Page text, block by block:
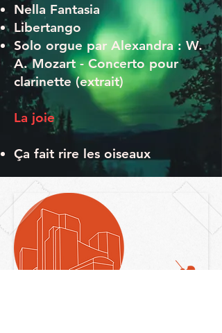
Nella Fantasia
Libertango
Solo orgue par Alexandra : W.
A. Mozart - Concerto pour
clarinette (extrait)
La joie
Ça fait rire les oiseaux